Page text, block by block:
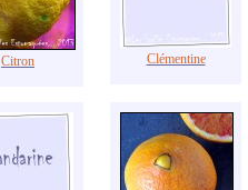
Citron Clémentine